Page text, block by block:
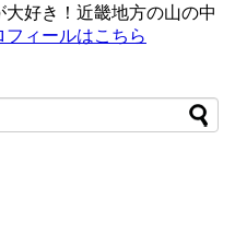
好き！近畿地方の山の中
ィールはこちら